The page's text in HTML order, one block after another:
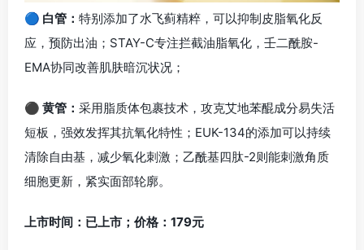
🔵 白管： 特别添加了水飞蓟精粹，可以抑制皮脂氧化反
应，预防出油；STAY-C专注拦截油脂氧化，壬二酰胺-
EMA协同改善肌肤暗沉状况；
⚫ 黄管： 采用脂质体包裹技术，攻克艾地苯醌成分易失活
短板，强效发挥其抗氧化特性；EUK-134的添加可以持续
清除自由基，减少氧化刺激；乙酰基四肽-2则能刺激角质
细胞更新，紧实面部轮廓。
上市时间：已上市；价格：179元